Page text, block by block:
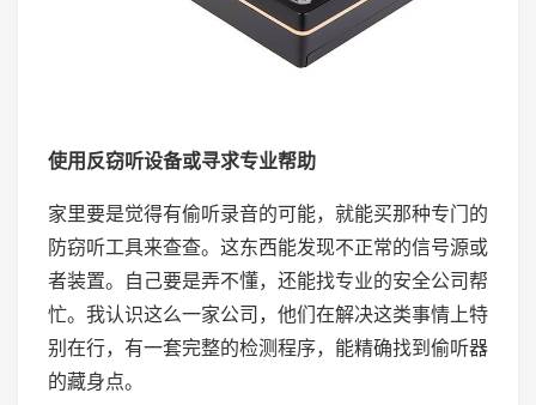
使用反窃听设备或寻求专业帮助
家里要是觉得有偷听录音的可能，就能买那种专门的
防窃听工具来查查。这东西能发现不正常的信号源或
者装置。自己要是弄不懂，还能找专业的安全公司帮
忙。我认识这么一家公司，他们在解决这类事情上特
别在行，有一套完整的检测程序，能精确找到偷听器
的藏身点。